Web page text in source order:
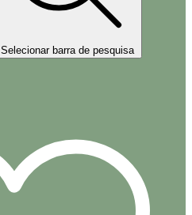
Selecionar barra de pesquisa